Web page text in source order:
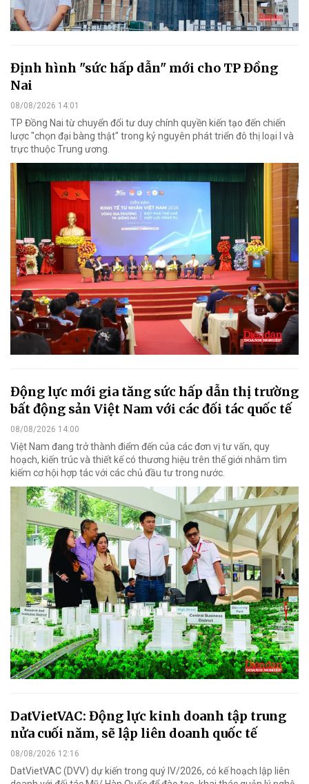
Định hình "sức hấp dẫn" mới cho TP Đồng
Nai
08/08/2026 14:01
TP Đồng Nai từ chuyển đổi tư duy chính quyền kiến tạo đến chiến
lược "chọn đại bàng thật" trong kỷ nguyên phát triển đô thị loại I và
trực thuộc Trung ương.
Động lực mới gia tăng sức hấp dẫn thị trường
bất động sản Việt Nam với các đối tác quốc tế
08/08/2026 14:00
Việt Nam đang trở thành điểm đến của các đơn vị tư vấn, quy
hoạch, kiến trúc và thiết kế có thương hiệu trên thế giới nhằm tìm
kiếm cơ hội hợp tác với các chủ đầu tư trong nước.
DatVietVAC: Động lực kinh doanh tập trung
nửa cuối năm, sẽ lập liên doanh quốc tế
08/08/2026 12:16
DatVietVAC (DVV) dự kiến trong quý IV/2026, có kế hoạch lập liên